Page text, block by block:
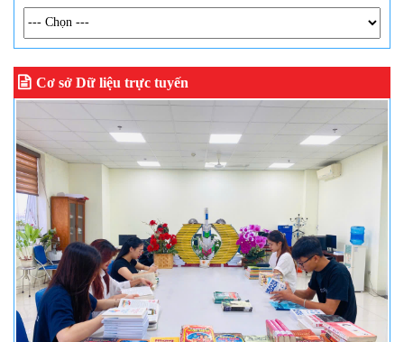
Cơ sở Dữ liệu trực tuyến